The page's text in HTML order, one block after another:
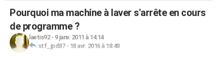
Pourquoi ma machine à laver s'arrête en cours
de programme ?
laetis92- 9 janv. 2011 à 14:14
stf_jpd87- 18 avr. 2016 à 18:48